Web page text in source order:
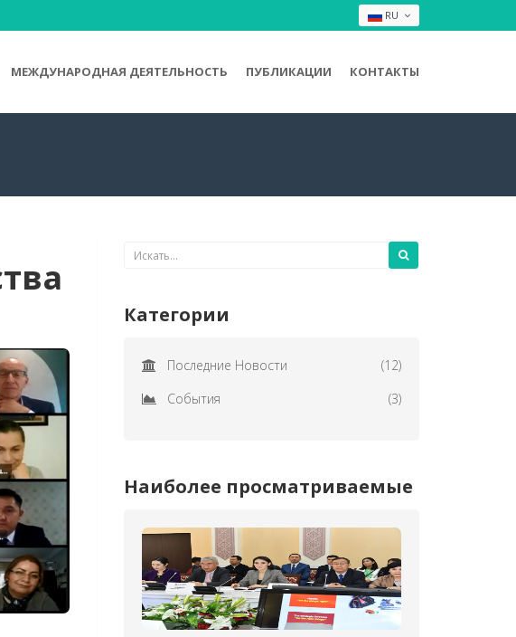
RU
МЕЖДУНАРОДНАЯ ДЕЯТЕЛЬНОСТЬ ПУБЛИКАЦИИ КОНТАКТЫ
Категории
Последние Новости
(12)
События
(3)
Наиболее просматриваемые